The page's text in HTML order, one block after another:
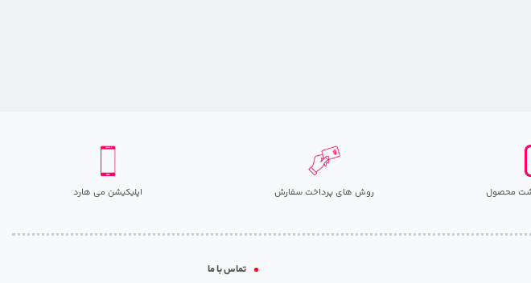
روش های پرداخت سفارش اپلیکیشن می هارد
تماس با ما